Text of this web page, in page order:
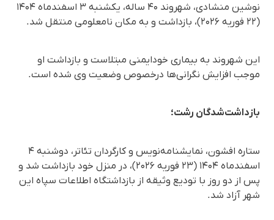
نوشین منشادی، شهروند ۴۰ ساله، یکشنبه ۳ اسفندماه ۱۴۰۴
(۲۲ فوریه ۲۰۲۶)، بازداشت و به مکان نامعلومی منتقل شد.
این شهروند به بیماری خودایمنی مبتلاست و بازداشت او
موجب افزایش نگرانی‌ها درخصوص وضعیت وی شده است.
بازداشت‌شدگان رشت؛
ستاره افشون، نمایشنامه‌نویس و کارگردان تئاتر، دوشنبه ۴
اسفندماه ۱۴۰۴ (۲۳ فوریه ۲۰۲۶)، در منزل خود بازداشت شد و
پس از دو روز با تودیع وثیقه از بازداشتگاه اطلاعات سپاه این
شهر آزاد شد.